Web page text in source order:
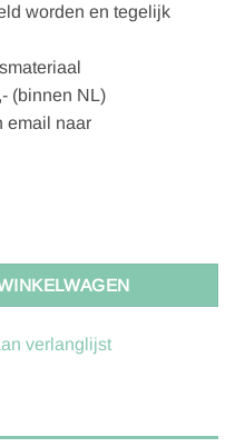
worden en tegelijk
(binnen NL)
email naar
blouse Jurk | 30-54 aantal
verlanglijst